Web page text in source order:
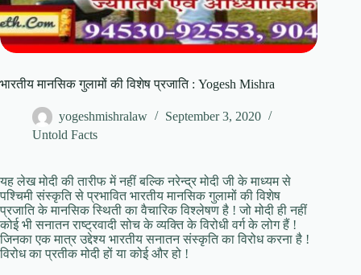
भारतीय मानसिक गुलामों की विशेष प्रजाति : Yogesh Mishra
yogeshmishralaw
September 3, 2020
Untold Facts
यह लेख मोदी की तारीफ में नहीं बल्कि नरेन्द्र मोदी जी के माध्यम से
पश्चिमी संस्कृति से प्रभावित भारतीय मानसिक गुलामों की विशेष
प्रजाति के मानसिक स्थिती का वैचारिक विश्लेषण है ! जो मोदी ही नहीं
कोई भी सनातन राष्ट्रवादी सोच के व्यक्ति के विरोधी वर्ग के लोग हैं !
जिनका एक मात्र उद्देश्य भारतीय सनातन संस्कृति का विरोध करना है !
विरोध का प्रतीक मोदी हों या कोई और हो !